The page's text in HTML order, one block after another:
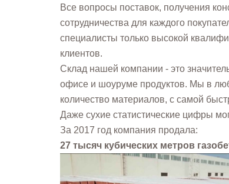
Все вопросы поставок, получения
сотрудничества для каждого
специалисты только высокой
клиентов.
Склад нашей компании - это
офисе и шоуруме продуктов. Мы в
количество материалов, с самой
Даже сухие статистические цифры
За 2017 год компания продала:
27 тысяч кубических метров